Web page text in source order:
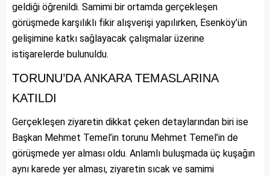
geldiği öğrenildi. Samimi bir ortamda gerçekleşen
görüşmede karşılıklı fikir alışverişi yapılırken, Esenköy’ün
gelişimine katkı sağlayacak çalışmalar üzerine
istişarelerde bulunuldu.
TORUNU’DA ANKARA TEMASLARINA
KATILDI
Gerçekleşen ziyaretin dikkat çeken detaylarından biri ise
Başkan Mehmet Temel’in torunu Mehmet Temel’in de
görüşmede yer alması oldu. Anlamlı buluşmada üç kuşağın
aynı karede yer alması, ziyaretin sıcak ve samimi